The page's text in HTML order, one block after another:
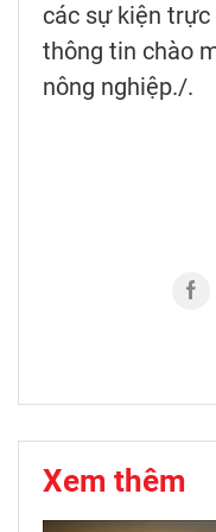
các sự kiện
thông tin chào
nông nghiệp./.
Xem thêm